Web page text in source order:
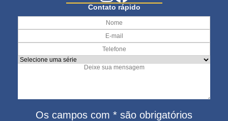
Contato rápido
Os campos com * são obrigatórios